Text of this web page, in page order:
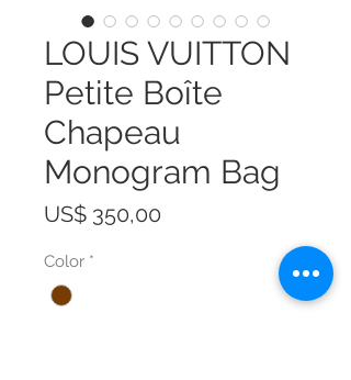
LOUIS VUITTON
Petite Boîte
Chapeau
Monogram Bag
US$ 350,00
Color *